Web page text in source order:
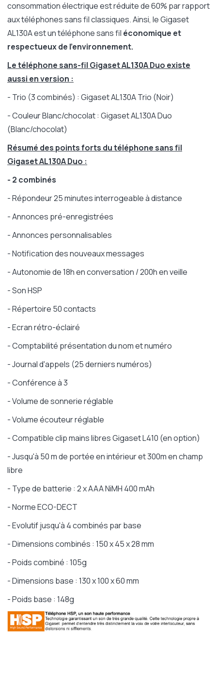
consommation électrique est réduite de 60% par rapport
aux téléphones sans fil classiques. Ainsi, le Gigaset
AL130A est un téléphone sans fil économique et
respectueux de l'environnement.
Le téléphone sans-fil Gigaset AL130A Duo existe
aussi en version :
- Trio (3 combinés) : Gigaset AL130A Trio (Noir)
- Couleur Blanc/chocolat : Gigaset AL130A Duo
(Blanc/chocolat)
Résumé des points forts du téléphone sans fil
Gigaset AL130A Duo :
- 2 combinés
- Répondeur 25 minutes interrogeable à distance
- Annonces pré-enregistrées
- Annonces personnalisables
- Notification des nouveaux messages
- Autonomie de 18h en conversation / 200h en veille
- Son HSP
- Répertoire 50 contacts
- Ecran rétro-éclairé
- Comptabilité présentation du nom et numéro
- Journal d'appels (25 derniers numéros)
- Conférence à 3
- Volume de sonnerie réglable
- Volume écouteur réglable
- Compatible clip mains libres Gigaset L410 (en option)
- Jusqu'à 50 m de portée en intérieur et 300m en champ
libre
- Type de batterie : 2 x AAA NiMH 400 mAh
- Norme ECO-DECT
- Evolutif jusqu'à 4 combinés par base
- Dimensions combinés : 150 x 45 x 28 mm
- Poids combiné : 105g
- Dimensions base : 130 x 100 x 60 mm
- Poids base : 148g